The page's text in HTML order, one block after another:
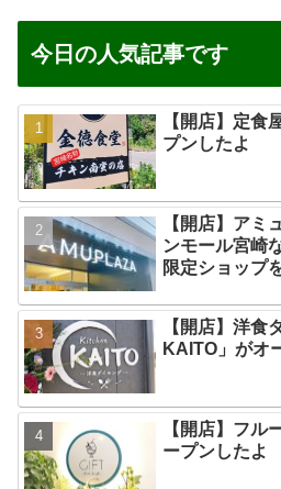
今日の人気記事です
【開店】定食
プンしたよ
【開店】アミ
ンモール宮崎
限定ショップ
【開店】洋食
KAITO」がオ
【開店】フル
ープンしたよ